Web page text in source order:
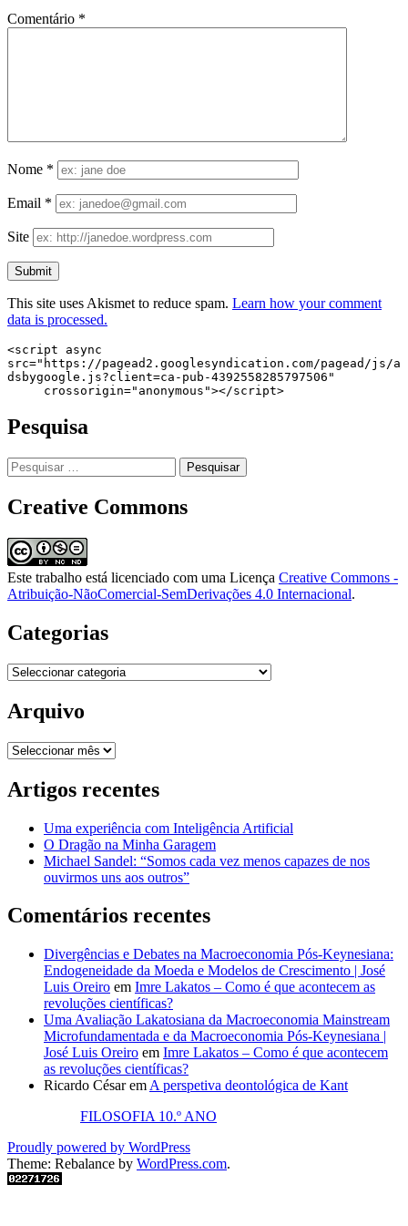
Comentário *
Nome *
Email *
Site
This site uses Akismet to reduce spam. Learn how your comment
data is processed.
<script async
src="https://pagead2.googlesyndication.com/pagead/js/a
dsbygoogle.js?client=ca-pub-4392558285797506"
     crossorigin="anonymous"></script>
Pesquisa
Pesquisar
por:
Creative Commons
Este trabalho está licenciado com uma Licença Creative Commons -
Atribuição-NãoComercial-SemDerivações 4.0 Internacional.
Categorias
Categorias
Arquivo
Arquivo
Artigos recentes
Uma experiência com Inteligência Artificial
O Dragão na Minha Garagem
Michael Sandel: “Somos cada vez menos capazes de nos
ouvirmos uns aos outros”
Comentários recentes
Divergências e Debates na Macroeconomia Pós-Keynesiana:
Endogeneidade da Moeda e Modelos de Crescimento | José
Luis Oreiro em Imre Lakatos – Como é que acontecem as
revoluções científicas?
Uma Avaliação Lakatosiana da Macroeconomia Mainstream
Microfundamentada e da Macroeconomia Pós-Keynesiana |
José Luis Oreiro em Imre Lakatos – Como é que acontecem
as revoluções científicas?
Ricardo Césarem A perspetiva deontológica de Kant
FILOSOFIA 10.º ANO
Proudly powered by WordPress
Theme: Rebalance by WordPress.com.